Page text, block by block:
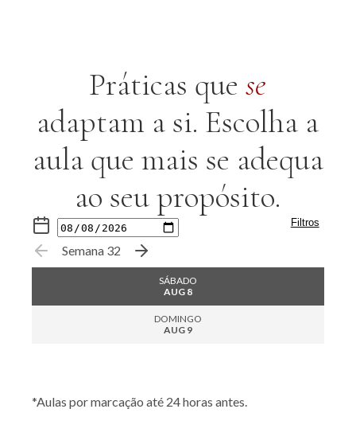
Práticas quese
adaptam a si. Escolha a
aulaque mais se adequa
ao seu propósito.
Filtros
Semana 32
SÁBADO
AUG 8
DOMINGO
AUG 9
*Aulas por marcação até 24 horas antes.